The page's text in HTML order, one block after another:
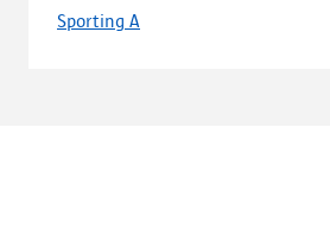
Sporting A